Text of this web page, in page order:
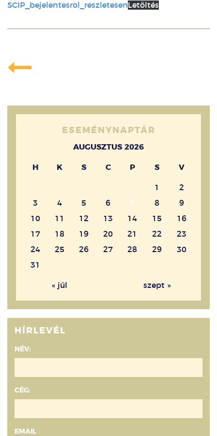
SCIP_bejelentesrol_reszletesenLetöltés
ESEMÉNYNAPTÁR
AUGUSZTUS 2026
H K S C P S V
1
2
3
4 5 6 7 8
9
10
11 12 13 14 15
16
17
18 19 20 21 22
23
24
25 26 27 28 29
30
31
« júl szept »
HÍRLEVÉL
NÉV:
CÉG:
EMAIL